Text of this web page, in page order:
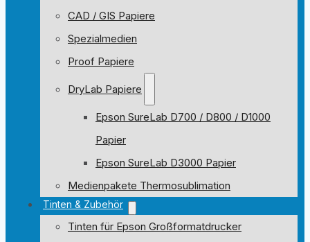
CAD / GIS Papiere
Spezialmedien
Proof Papiere
DryLab Papiere
Epson SureLab D700 / D800 / D1000
Papier
Epson SureLab D3000 Papier
Medienpakete Thermosublimation
Tinten & Zubehör
Tinten für Epson Großformatdrucker